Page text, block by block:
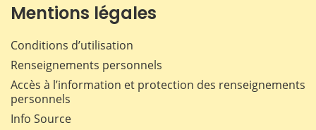
Mentions légales
Conditions d’utilisation
Renseignements personnels
Accès à l’information et protection des renseignements
personnels
Info Source